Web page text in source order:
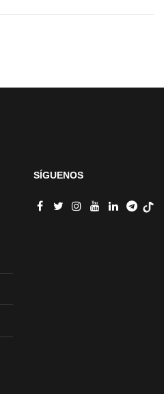
SÍGUENOS